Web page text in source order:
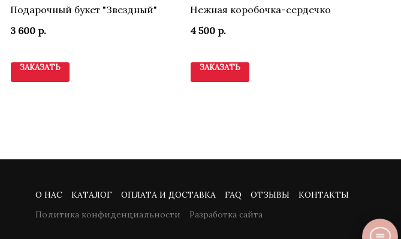
Подарочный букет "Звездный"
3 600 р.
ЗАКАЗАТЬ
Нежная коробочка-сердечко
4 500 р.
ЗАКАЗАТЬ
О НАС КАТАЛОГ ОПЛАТА И ДОСТАВКА FAQ ОТЗЫВЫ
КОНТАКТЫ
Политика конфиденциальности
Разработка сайта